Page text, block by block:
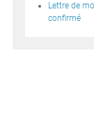
Lettre de
confirmé